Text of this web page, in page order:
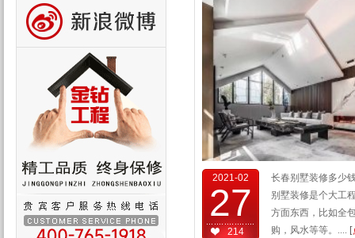
2021-02
27
214
长春别墅装修多少
别墅装修是个大工
方面东西，比如全
购，风水等等。.... [